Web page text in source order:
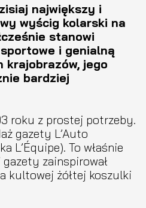
największy i
wyścig kolarski na
stanowi
i genialną
krajobrazów, jego
bardziej
roku z prostej potrzeby.
gazety L’Auto
L’Équipe). To właśnie
zainspirował
kultowej żółtej koszulki